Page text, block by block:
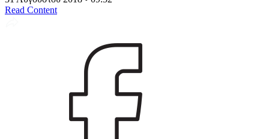
Read Content